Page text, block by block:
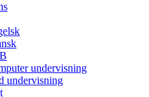
undervisning
undervisning